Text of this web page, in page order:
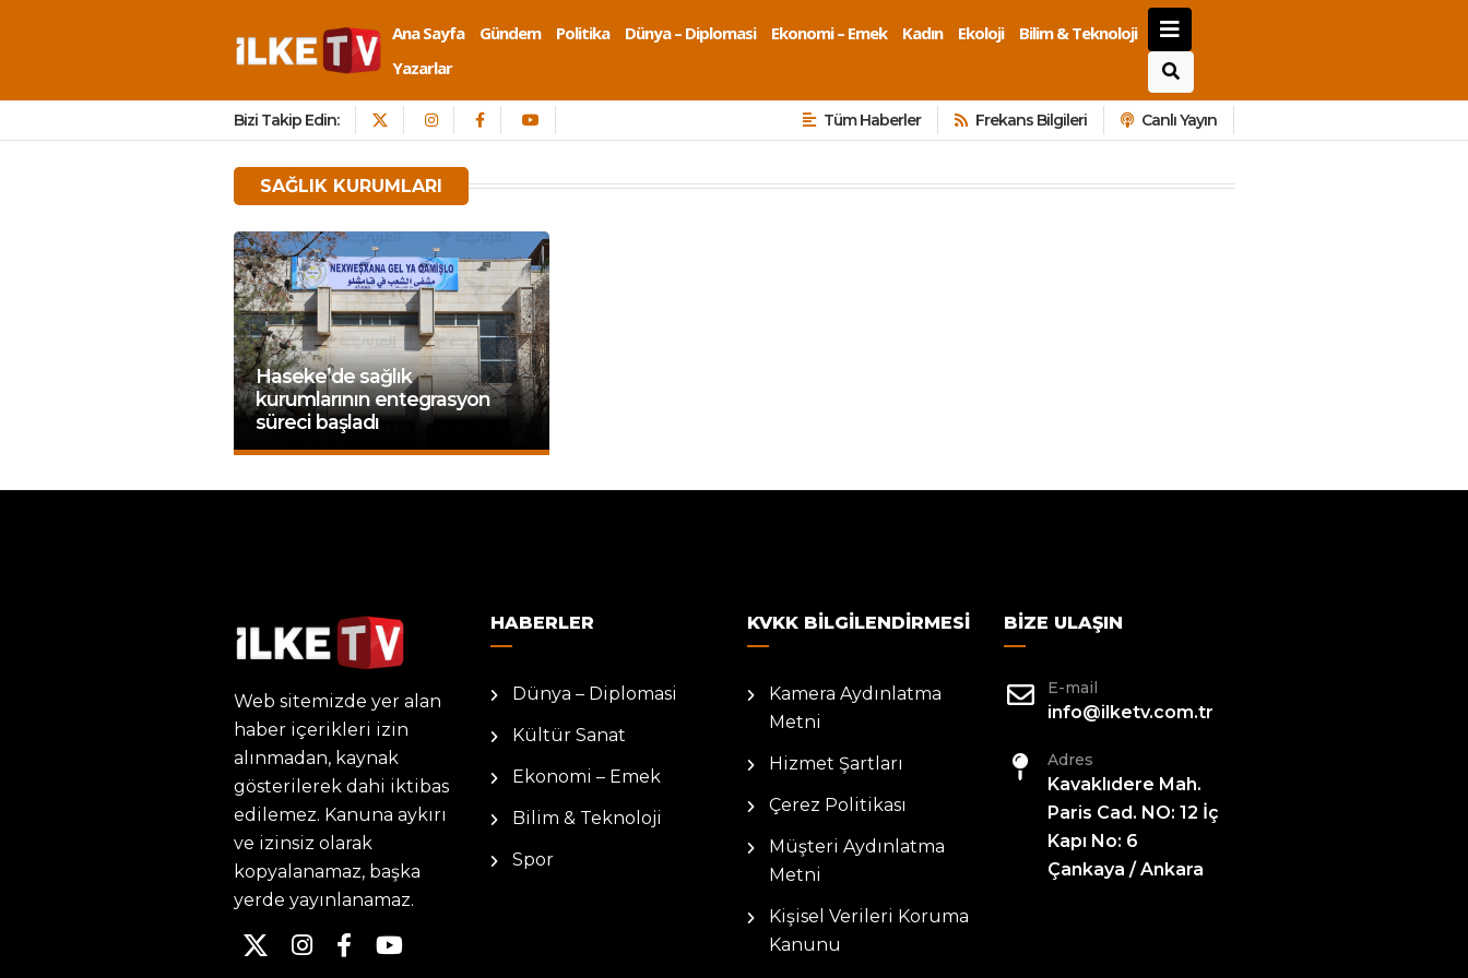
Ana Sayfa Gündem Politika Dünya – Diplomasi Ekonomi – Emek Kadın Ekoloji
Bilim & Teknoloji
Yazarlar
Bizi Takip Edin: Tüm Haberler Frekans Bilgileri Canlı Yayın
SAĞLIK KURUMLARI
Haseke’de sağlık
kurumlarının entegrasyon
süreci başladı
Web sitemizde yer alan
haber içerikleri izin
alınmadan, kaynak
gösterilerek dahi iktibas
edilemez. Kanuna aykırı
ve izinsiz olarak
kopyalanamaz, başka
yerde yayınlanamaz.
HABERLER
Dünya – Diplomasi
Kültür Sanat
Ekonomi – Emek
Bilim & Teknoloji
Spor
KVKK BILGILENDIRMESI
Kamera Aydınlatma
Metni
Hizmet Şartları
Çerez Politikası
Müşteri Aydınlatma
Metni
Kişisel Verileri Koruma
Kanunu
BIZE ULAŞIN
E-mail
info@ilketv.com.tr
Adres
Kavaklıdere Mah.
Paris Cad. NO: 12 İç
Kapı No: 6
Çankaya / Ankara